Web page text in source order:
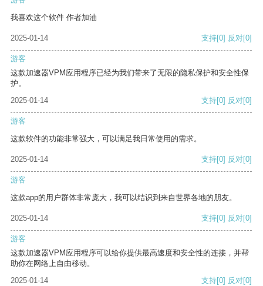
我喜欢这个软件 作者加油
2025-01-14 支持[0] 反对[0]
游客
这款加速器VPM应用程序已经为我们带来了无限的隐私保护和安全性保
护。
2025-01-14
支持[0] 反对[0]
游客
这款软件的功能非常强大，可以满足我日常使用的需求。
2025-01-14 支持[0] 反对[0]
游客
这款app的用户群体非常庞大，我可以结识到来自世界各地的朋友。
2025-01-14 支持[0] 反对[0]
游客
这款加速器VPM应用程序可以给你提供最高速度和安全性的连接，并帮
助你在网络上自由移动。
2025-01-14
支持[0] 反对[0]